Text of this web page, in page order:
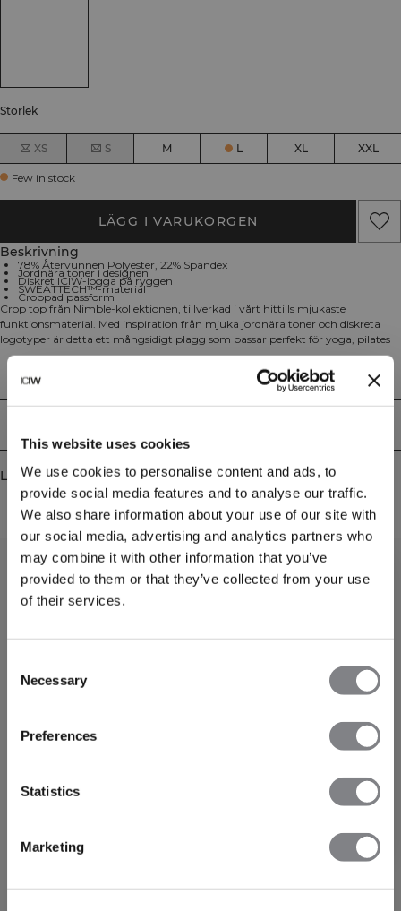
This website uses cookies
We use cookies to personalise content and ads, to
provide social media features and to analyse our traffic.
We also share information about your use of our site with
our social media, advertising and analytics partners who
may combine it with other information that you’ve
provided to them or that they’ve collected from your use
of their services.
Selection
Necessary
Preferences
Statistics
Marketing
Storlek
XS S M L XL XXL
Few in stock
LÄGG I VARUKORGEN
Beskrivning
78% Återvunnen Polyester, 22% Spandex
Jordnära toner i designen
Diskret ICIW-logga på ryggen
SWEATTECH™-material
Croppad passform
Crop top från Nimble-kollektionen, tillverkad i vårt hittills mjukaste
funktionsmaterial. Med inspiration från mjuka jordnära toner och diskreta
logotyper är detta ett mångsidigt plagg som passar perfekt för yoga, pilates
och liknande träningsformer. Mjukt funktionsmaterial med lätt borstad yta,
SWEATTECH™-teknologi, diskret ICIW-logga på ryggen och croppad
passform. OBS! Det mjuka materialet tål mycket men vi rekommenderar
inte övningar som regelbundet utsätter plagget för vassa eller grova ytor,
Tekniska aspekter
Liknande produkter
När du prenumererar på vårt nyhetsbrev.